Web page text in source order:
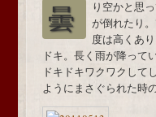
曇り空かと思っていたけれども、雲が切れて陽射しがさしたり。突然の風に洗濯物
が倒れたり
度は高くあ
ドキ。長く雨が降って
ドキドキワクワクして
ようにまさぐられた時